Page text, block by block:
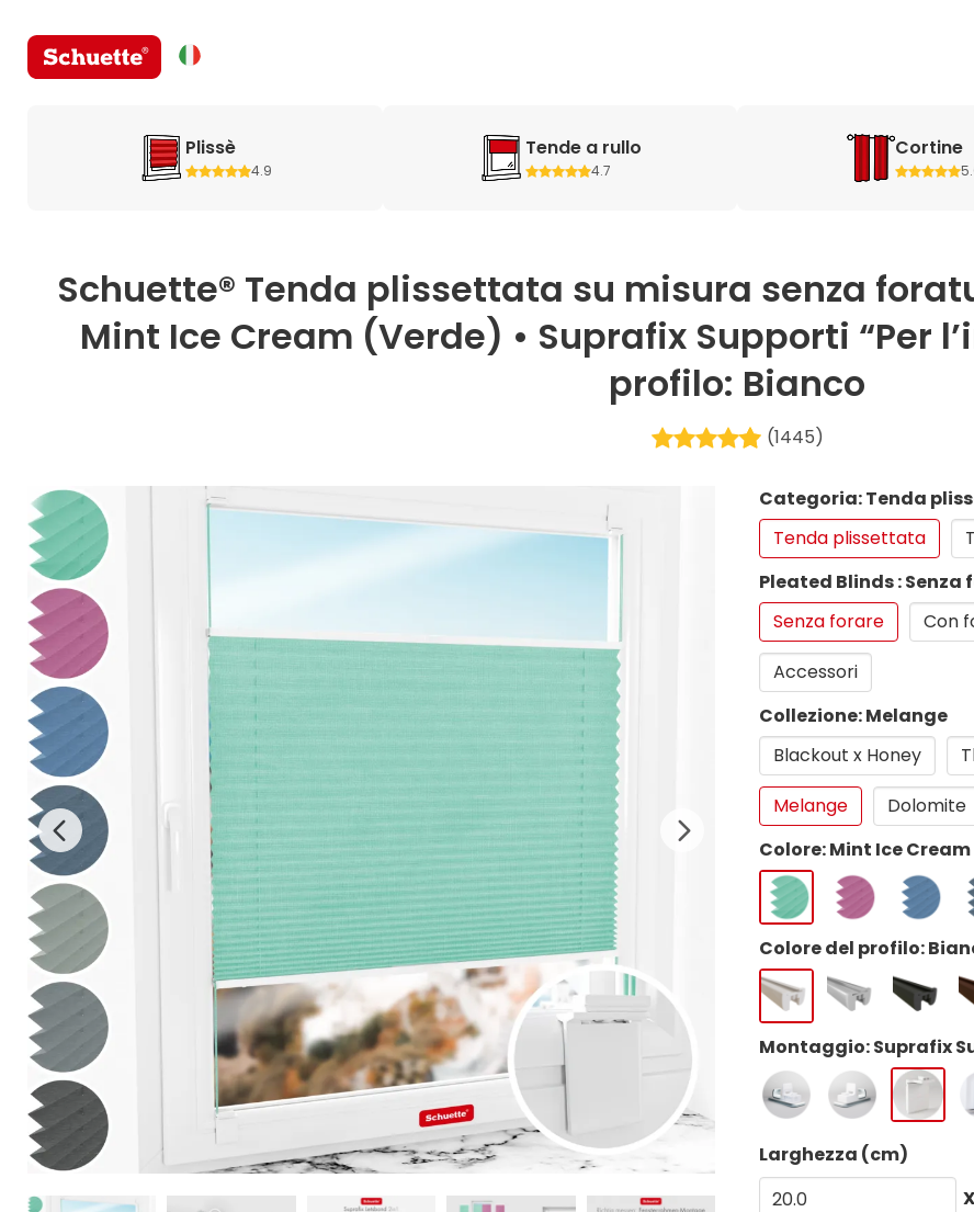
Plissè
4.9
Tende a rullo
4.7
Cortine
Schuette® Tenda plissettata su misura senza
Mint Ice Cream (Verde) • Suprafix Supporti “Per
profilo: Bianco
(1445)
Categoria: Tenda
Tenda plissettata
Pleated Blinds : Senza
Senza forare
Con
Accessori
Collezione: Melange
Blackout x Honey
Melange
Dolomite
Colore: Mint Ice
Colore del profilo:
Montaggio: Suprafix
Larghezza (cm)
X